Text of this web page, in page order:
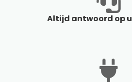
Altijd antwoord op